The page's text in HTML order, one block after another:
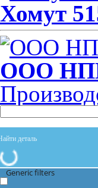
Хомут
ООО
Generic filters